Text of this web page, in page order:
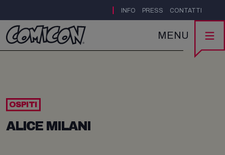
INFO PRESS CONTATTI
MENU
OSPITI
ALICE MILANI